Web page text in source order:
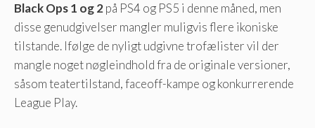
Black Ops 1 og 2på PS4 og PS5 i denne måned, men
disse genudgivelser mangler muligvis flere ikoniske
tilstande. Ifølge de nyligt udgivne trofælister vil der
mangle noget nøgleindhold fra de originale versioner,
såsom teatertilstand, faceoff-kampe og konkurrerende
League Play.